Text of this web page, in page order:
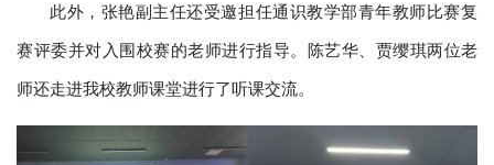
此外，张艳副主任还受邀担任通识教学部青年教师比赛复
赛评委并对入围校赛的老师进行指导。陈艺华、贾缨琪两位老
师还走进我校教师课堂进行了听课交流。